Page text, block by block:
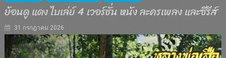
ย้อนดู แดง ไบเล่ย์ 4 เวอร์ชั่น หนัง ละครเพลง และซีรีส์
31 กรกฎาคม 2026